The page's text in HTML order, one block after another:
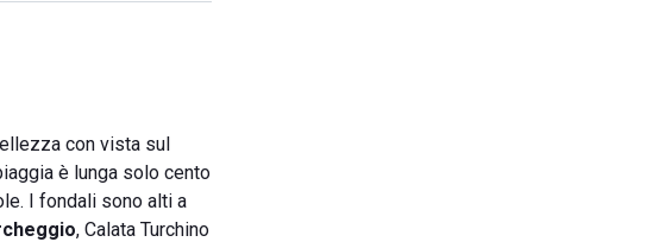
con vista sul
è lunga solo cento
I fondali sono alti a
, Calata Turchino